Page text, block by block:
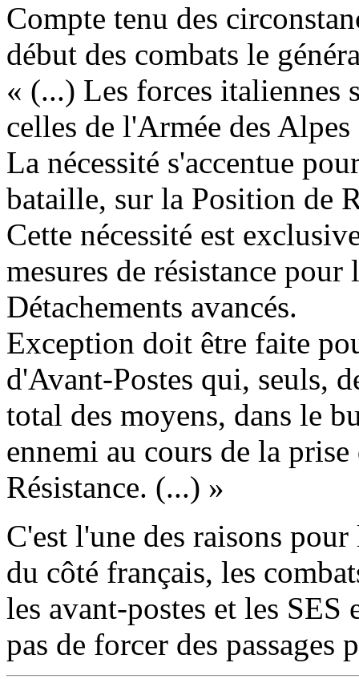
Compte tenu des
début des combats le
« (...) Les forces italiennes
celles de l'Armée des Alpes
La nécessité s'accentue
bataille, sur la Position de
Cette nécessité est
mesures de résistance pour
Détachements avancés.
Exception doit être faite
d'Avant-Postes qui, seuls,
total des moyens, dans le
ennemi au cours de la
Résistance. (...) »
C'est l'une des raisons
du côté français, les
les avant-postes et les SES
pas de forcer des passages